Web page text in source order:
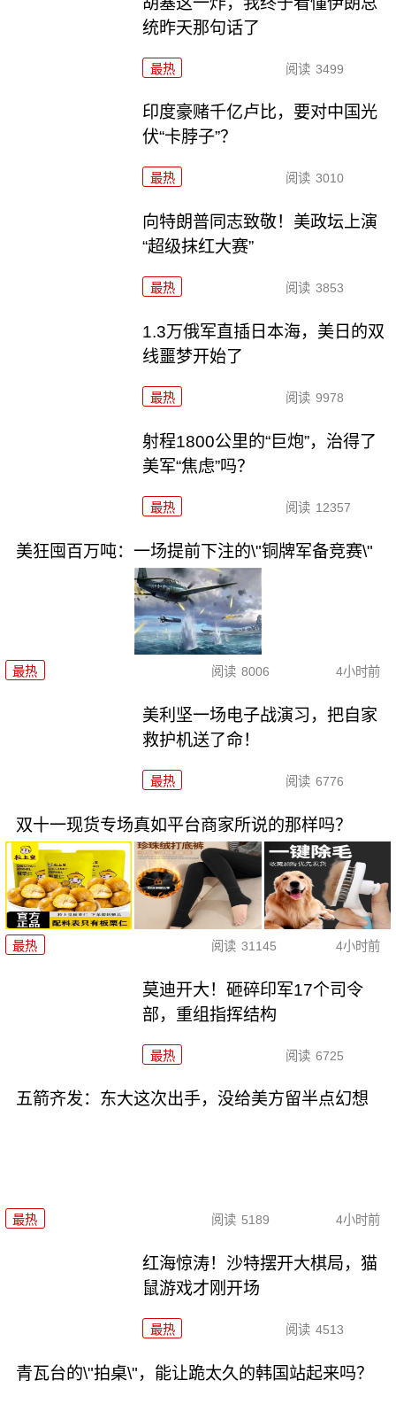
统昨天那句话了
最热 阅读 3499
印度豪赌千亿卢比，要对中国光
伏“卡脖子”？
最热 阅读 3010
向特朗普同志致敬！美政坛上演
“超级抹红大赛”
最热 阅读 3853
1.3万俄军直插日本海，美日的双
线噩梦开始了
最热 阅读 9978
射程1800公里的“巨炮”，治得了
美军“焦虑”吗？
最热 阅读 12357
美狂囤百万吨：一场提前下注的\"铜牌军备竞赛\"
最热 阅读 8006 4小时前
美利坚一场电子战演习，把自家
救护机送了命！
最热 阅读 6776
双十一现货专场真如平台商家所说的那样吗？
最热 阅读 31145 4小时前
莫迪开大！砸碎印军17个司令
部，重组指挥结构
最热 阅读 6725
五箭齐发：东大这次出手，没给美方留半点幻想
最热 阅读 5189 4小时前
红海惊涛！沙特摆开大棋局，猫
鼠游戏才刚开场
最热 阅读 4513
青瓦台的\"拍桌\"，能让跪太久的韩国站起来吗？